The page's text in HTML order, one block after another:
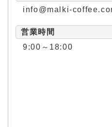
info@malki-
営業時間
9:00～18:00